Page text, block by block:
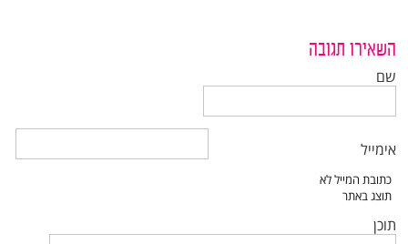
השאירו תגובה
שם
אימייל
תוכן